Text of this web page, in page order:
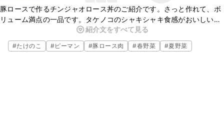
豚ロースで作るチンジャオロース丼のご紹介です。さっと作れて、ボ
リューム満点の一品です。タケノコのシャキシャキ食感がおいしいで
すよ。ぜひお試しくださいね。紹介文をすべて見る
#たけのこ #ピーマン #豚ロース肉 #春野菜 #夏野菜